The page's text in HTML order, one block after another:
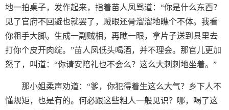
地一拍桌子，发作起来，指着苗人凤骂道：“你是什么东西？
见了官府不回避也就罢了，贼眼还骨溜溜地瞧个不体。我看
你粗手大脚。生成一副贼相，再瞧一眼，拿片子送到县里去
打你个皮开肉绽。”苗人凤低头喝酒，并不理会。那官儿更加
怒了，叫道：“你请安陪礼也不会么？这么大刺刺地坐着。”
那小姐柔声劝道：“爹，你犯得着生这么大气？乡下人不
懂规矩，也是有的。何必跟这些粗人一般见识？哪，喝了这